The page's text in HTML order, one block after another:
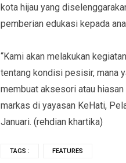
kota hijau yang
pemberian edukasi kepada
“Kami akan melakukan
tentang kondisi pesisir, mana
membuat aksesori atau
markas di yayasan KeHati,
Januari. (rehdian khartika)
TAGS : FEATURES